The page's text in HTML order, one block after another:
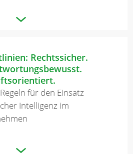
Rechtssicher.
für den Einsatz
Intelligenz im